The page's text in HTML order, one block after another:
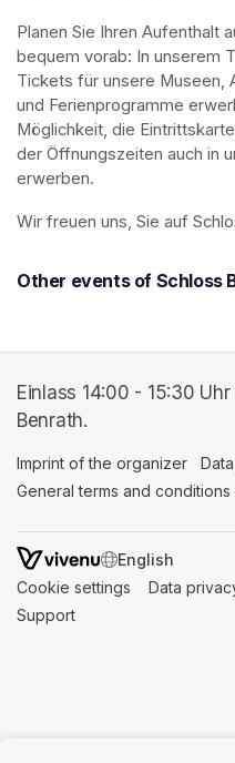
Planen Sie Ihren Aufenthalt
bequem vorab: In unserem
Tickets für unsere Museen,
und Ferienprogramme
Möglichkeit, die
der Öffnungszeiten auch in
erwerben.
Wir freuen uns, Sie auf
Other events of Schloss
Einlass 14:00 - 15:30
Benrath.
Imprint of the organizer
General terms and
SWITCH
Cookie settings (opens in a
Data
Support